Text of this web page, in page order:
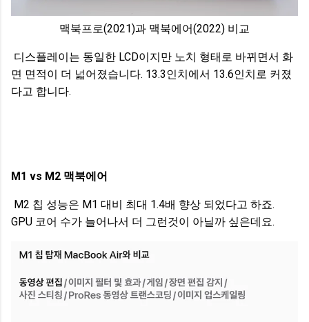
맥북프로(2021)과 맥북에어(2022) 비교
디스플레이는 동일한 LCD이지만 노치 형태로 바뀌면서 화
면 면적이 더 넓어졌습니다. 13.3인치에서 13.6인치로 커졌
다고 합니다.
M1 vs M2 맥북에어
M2 칩 성능은 M1 대비 최대 1.4배 향상 되었다고 하죠.
GPU 코어 수가 늘어나서 더 그런것이 아닐까 싶은데요.